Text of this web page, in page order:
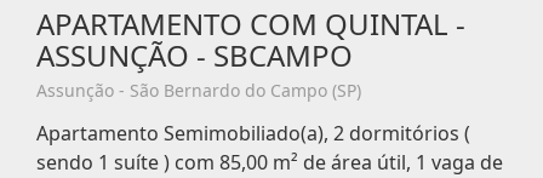
APARTAMENTO COM QUINTAL -
ASSUNÇÃO - SBCAMPO
Assunção - São Bernardo do Campo (SP)
Apartamento Semimobiliado(a), 2 dormitórios (
sendo 1 suíte ) com 85,00 m² de área útil, 1 vaga de